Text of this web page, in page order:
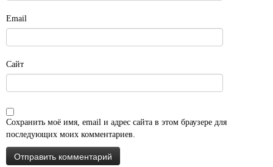
Email
Сайт
Сохранить моё имя, email и адрес сайта в этом браузере для
последующих моих комментариев.